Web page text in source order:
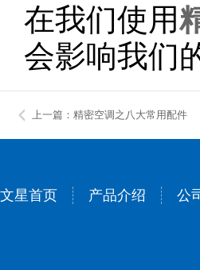
在我们使用
会影响我们
上一篇：精密空调之八大常用配件
文星首页 产品介绍 公